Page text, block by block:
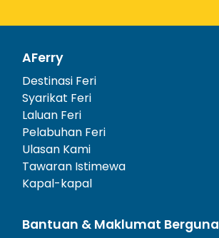
AFerry
Destinasi Feri
Syarikat Feri
Laluan Feri
Pelabuhan Feri
Ulasan Kami
Tawaran Istimewa
Kapal-kapal
Bantuan & Maklumat Berguna